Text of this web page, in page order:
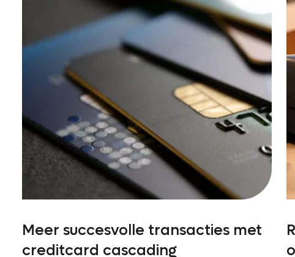
Meer succesvolle transacties met
creditcard cascading